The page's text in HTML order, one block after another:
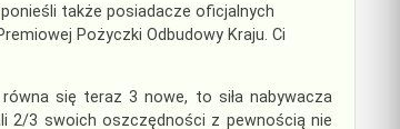
także posiadacze oficjalnych
Pożyczki Odbudowy Kraju. Ci
się teraz 3 nowe, to siła nabywacza
2/3 swoich oszczędności z pewnością nie